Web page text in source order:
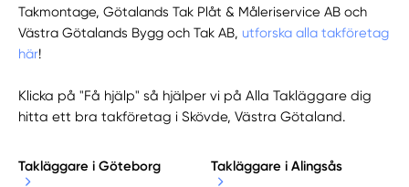
Takmontage, Götalands Tak Plåt & Måleriservice AB och
Västra Götalands Bygg och Tak AB,utforska alla takföretag
här!
Klicka på "Få hjälp" så hjälper vi på Alla Takläggare dig
hitta ett bra takföretag i Skövde, Västra Götaland.
Takläggare i Göteborg Takläggare i Alingsås